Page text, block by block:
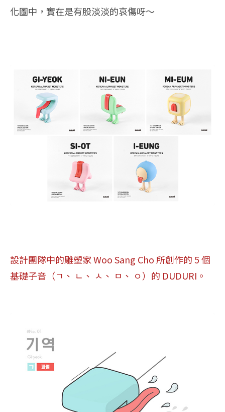
化圖中，實在是有股淡淡的哀傷呀～
設計團隊中的雕塑家 Woo Sang Cho 所創作的 5 個
基礎子音（ㄱ、 ㄴ、 ㅅ、 ㅁ、 ㅇ）的 DUDURI。